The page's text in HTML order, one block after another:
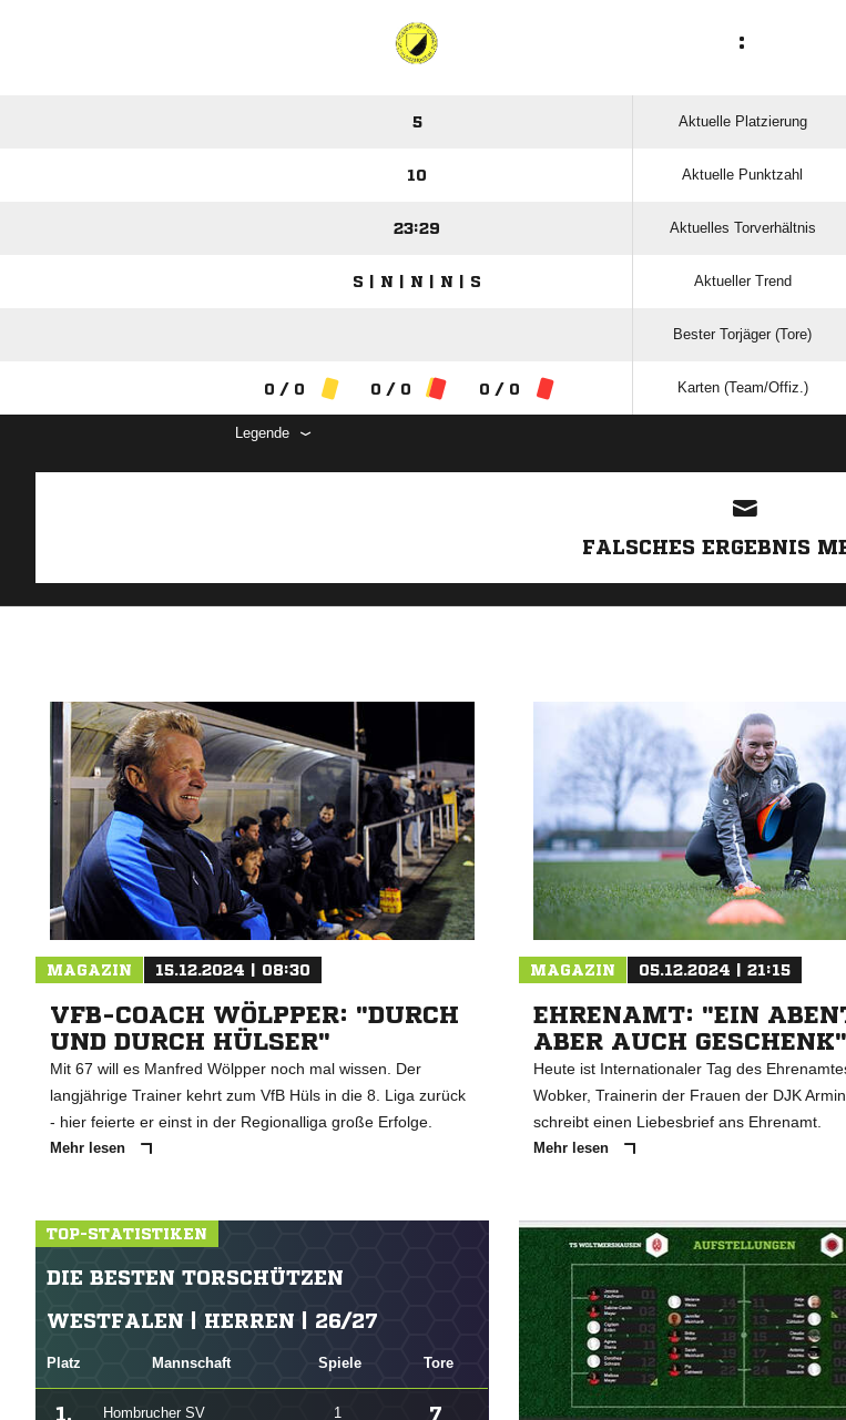
:
5 Aktuelle Platzierung
10 Aktuelle Punktzahl
23:29 Aktuelles Torverhältnis
S | N | N | N | S Aktueller Trend
Bester Torjäger (Tore)
0 / 0 0 / 0 0 / 0 Karten (Team/Offiz.)
Legende
FALSCHES ERGEBNIS
MAGAZIN 15.12.2024 | 08:30
VFB-COACH WÖLPPER: "DURCH
UND DURCH HÜLSER"
Mit 67 will es Manfred Wölpper noch mal wissen. Der
langjährige Trainer kehrt zum VfB Hüls in die 8. Liga zurück
- hier feierte er einst in der Regionalliga große Erfolge.
Mehr lesen
MAGAZIN 05.12.2024 | 21:15
EHRENAMT: "EIN
ABER AUCH GESCHENK"
Heute ist Internationaler Tag des
Wobker, Trainerin der Frauen der DJK
schreibt einen Liebesbrief ans Ehrenamt.
Mehr lesen
TOP-STATISTIKEN
DIE BESTEN TORSCHÜTZEN
WESTFALEN | HERREN | 26/27
Platz Mannschaft Spiele Tore
1. Hombrucher SV 1 7